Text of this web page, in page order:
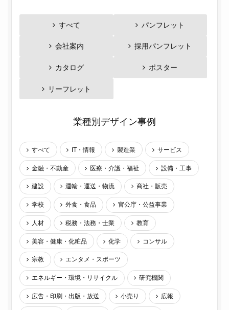
すべて パンフレット
会社案内 採用パンフレット
カタログ ポスター
リーフレット
業種別デザイン事例
すべて IT・情報 製造業 サービス
金融・不動産 医療・介護・福祉 設備・工事
建設 運輸・運送・物流 商社・販売
学校 外食・食品 官公庁・公益事業
人材 税務・法務・士業 教育
美容・健康・化粧品 化学 コンサル
宗教 エンタメ・スポーツ
エネルギー・環境・リサイクル 研究機関
広告・印刷・出版・放送 小売り 広報